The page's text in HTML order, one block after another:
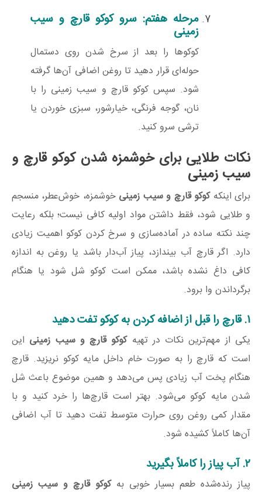
مرحله هفتم: سرو کوکو قارچ و سیب
زمینی
کوکوها را بعد از سرخ شدن روی دستمال
حوله‌ای قرار دهید تا روغن اضافی آن‌ها گرفته
شود. سپس کوکو قارچ و سیب زمینی را با
نان، گوجه فرنگی، خیارشور، سبزی خوردن یا
ترشی سرو کنید.
نکات طلایی برای خوشمزه شدن کوکو قارچ و
سیب زمینی
برای اینکهکوکو قارچ و سیب زمینی خوشمزه، خوش‌عطر، منسجم
و طلایی شود، فقط داشتن مواد اولیه کافی نیست؛ بلکه رعایت
چند نکته ساده در آماده‌سازی و سرخ کردن کوکو اهمیت زیادی
دارد. اگر قارچ آب بیندازد، پیاز آب‌دار باشد یا روغن به اندازه
کافی داغ نشده باشد، ممکن است کوکو شل شود یا هنگام
برگرداندن وا برود.
۱. قارچ را قبل از اضافه کردن به کوکو تفت دهید
یکی از مهم‌ترین نکات در تهیهکوکو قارچ و سیب زمینی این
است که قارچ را به صورت خام داخل مایه کوکو نریزید. قارچ
هنگام پخت آب زیادی پس می‌دهد و همین موضوع باعث شل
شدن مایه کوکو می‌شود. بهتر است قارچ‌ها را خرد کنید و با
مقدار کمی روغن روی حرارت متوسط تفت دهید تا آب اضافی
آن‌ها کاملاً کشیده شود.
۲. آب پیاز را کاملاً بگیرید
پیاز رنده‌شده طعم بسیار خوبی بهکوکو قارچ و سیب زمینی